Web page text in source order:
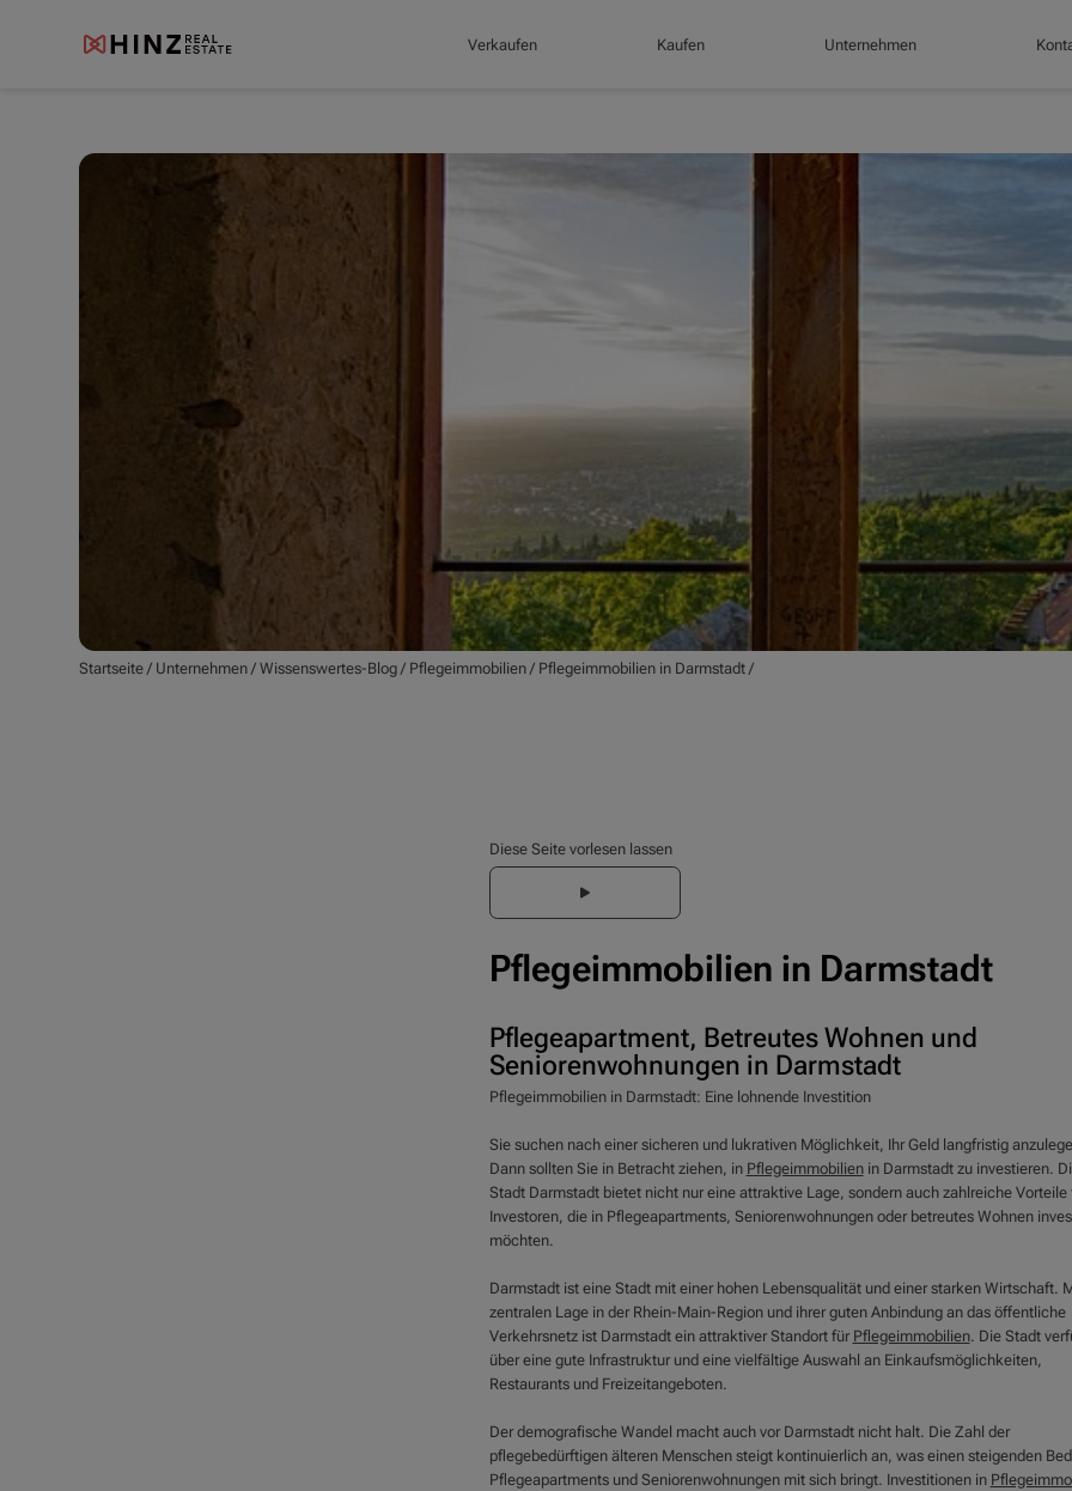
Verkaufen Kaufen Unternehmen
Startseite / Unternehmen /Wissenswertes-Blog / Pflegeimmobilien / Pflegeimmobilien in Darmstadt /
Diese Seite vorlesen lassen
Pflegeimmobilien in Darmstadt
Pflegeapartment, Betreutes Wohnen und
Seniorenwohnungen in Darmstadt
Pflegeimmobilien in Darmstadt: Eine lohnende Investition
Sie suchen nach einer sicheren und lukrativen Möglichkeit, Ihr Geld langfristig
Dann sollten Sie in Betracht ziehen, in Pflegeimmobilienin Darmstadt zu investieren.
Stadt Darmstadt bietet nicht nur eine attraktive Lage, sondern auch zahlreiche Vorteile
Investoren, die in Pflegeapartments, Seniorenwohnungen oder betreutes Wohnen
möchten.
Darmstadt ist eine Stadt mit einer hohen Lebensqualität und einer starken Wirtschaft.
zentralen Lage in der Rhein-Main-Region und ihrer guten Anbindung an das öffentliche
Verkehrsnetz ist Darmstadt ein attraktiver Standort für Pflegeimmobilien. Die Stadt
über eine gute Infrastruktur und eine vielfältige Auswahl an Einkaufsmöglichkeiten,
Restaurants und Freizeitangeboten.
Der demografische Wandel macht auch vor Darmstadt nicht halt. Die Zahl der
pflegebedürftigen älteren Menschen steigt kontinuierlich an, was einen steigenden
Pflegeapartments und Seniorenwohnungen mit sich bringt. Investitionen in